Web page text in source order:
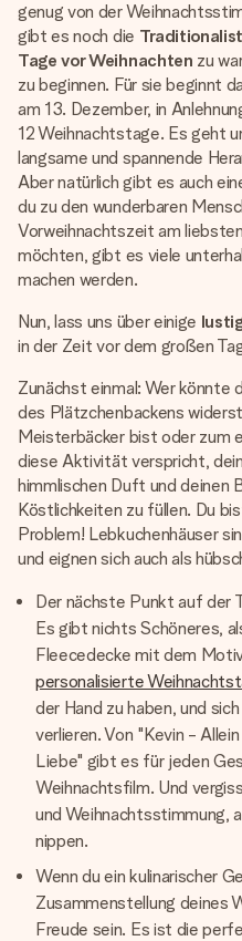
genug von der
gibt es noch die
Tage vor Weihnachten zu
zu beginnen. Für sie beginnt
am 13. Dezember, in
12 Weihnachtstage. Es geht
langsame und spannende
Aber natürlich gibt es auch
du zu den wunderbaren
Vorweihnachtszeit am
möchten, gibt es viele
machen werden.
Nun, lass uns über einige
in der Zeit vor dem großen
Zunächst einmal: Wer könnte
des Plätzchenbackens
Meisterbäcker bist oder zum
diese Aktivität verspricht,
himmlischen Duft und deinen
Köstlichkeiten zu füllen. Du
Problem! Lebkuchenhäuser
und eignen sich auch als
Der nächste Punkt auf der
Es gibt nichts Schöneres,
Fleecedecke mit dem
personalisierte
der Hand zu haben, und
verlieren. Von "Kevin -
Liebe" gibt es für jeden
Weihnachtsfilm. Und
und Weihnachtsstimmung,
nippen.
Wenn du ein kulinarischer
Zusammenstellung deines
Freude sein. Es ist die